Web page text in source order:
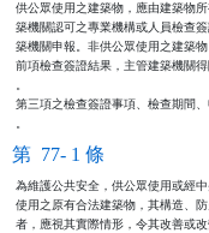
供公眾使用之建築物，應由建築物
築機關認可之專業機構或人員檢查
築機關申報。非供公眾使用之建築
前項檢查簽證結果，主管建築機關
。
第三項之檢查簽證事項、檢查期間
。
第 77- 1 條
為維護公共安全，供公眾使用或經
使用之原有合法建築物，其構造、
者，應視其實際情形，令其改善或